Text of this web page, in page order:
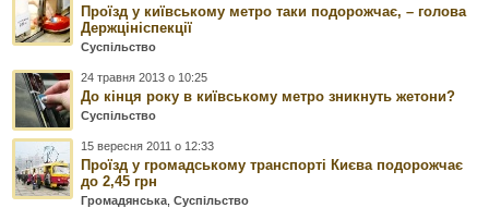
Проїзд у київському метро таки подорожчає, – голова
Держцініспекції
Суспільство
24 травня 2013 о 10:25
До кінця року в київському метро зникнуть жетони?
Суспільство
15 вересня 2011 о 12:33
Проїзд у громадському транспорті Києва подорожчає
до 2,45 грн
Громадянська ,Суспільство